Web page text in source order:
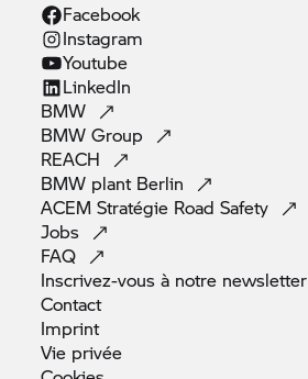
Facebook
Instagram
Youtube
LinkedIn
BMW
BMWGroup
REACH
BMW plant Berlin
ACEM Stratégie RoadSafety
Jobs
FAQ
Inscrivez-vous à notre newsletter
Contact
Imprint
Vie privée